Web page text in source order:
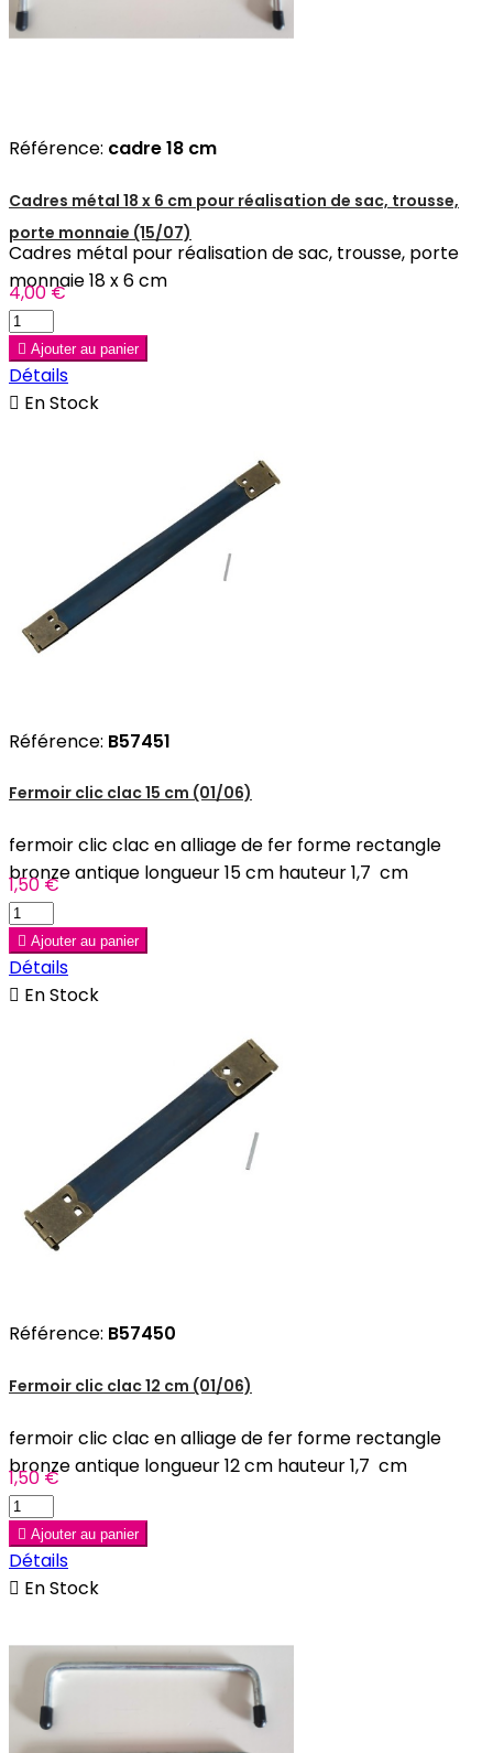
Référence: cadre 18 cm
Cadres métal 18 x 6 cm pour réalisation de sac, trousse,
porte monnaie (15/07)
Cadres métal pour réalisation de sac, trousse, porte
monnaie 18 x 6 cm
4,00 €
 Ajouter au panier
Détails
 En Stock
Référence: B57451
Fermoir clic clac 15 cm (01/06)
fermoir clic clac en alliage de fer forme rectangle
bronze antique longueur 15 cm hauteur 1,7 cm
1,50 €
 Ajouter au panier
Détails
 En Stock
Référence: B57450
Fermoir clic clac 12 cm (01/06)
fermoir clic clac en alliage de fer forme rectangle
bronze antique longueur 12 cm hauteur 1,7 cm
1,50 €
 Ajouter au panier
Détails
 En Stock